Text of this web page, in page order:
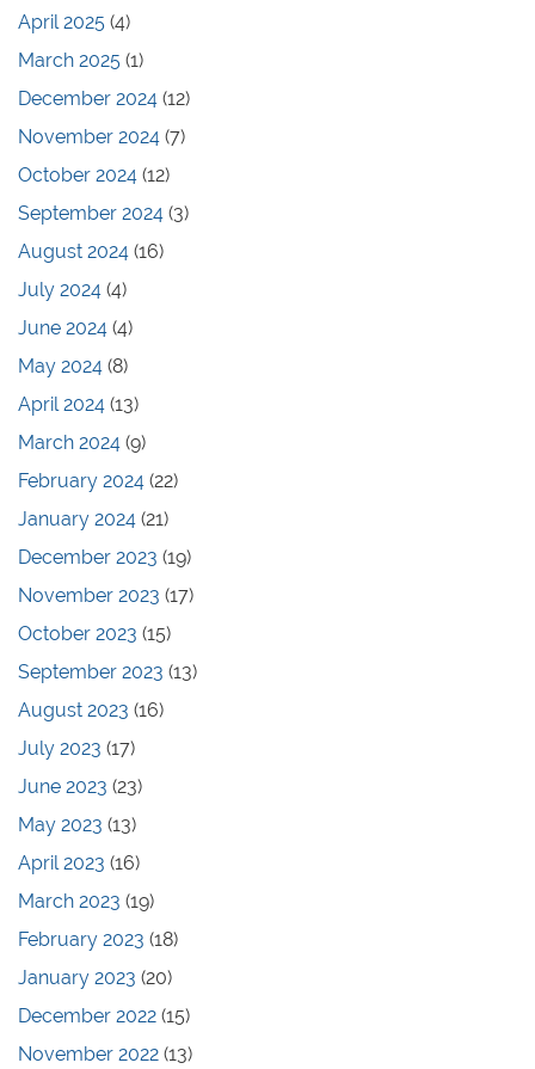
April 2025 (4)
March 2025 (1)
December 2024 (12)
November 2024 (7)
October 2024 (12)
September 2024 (3)
August 2024 (16)
July 2024 (4)
June 2024 (4)
May 2024 (8)
April 2024 (13)
March 2024 (9)
February 2024 (22)
January 2024 (21)
December 2023 (19)
November 2023 (17)
October 2023 (15)
September 2023 (13)
August 2023 (16)
July 2023 (17)
June 2023 (23)
May 2023 (13)
April 2023 (16)
March 2023 (19)
February 2023 (18)
January 2023 (20)
December 2022 (15)
November 2022 (13)